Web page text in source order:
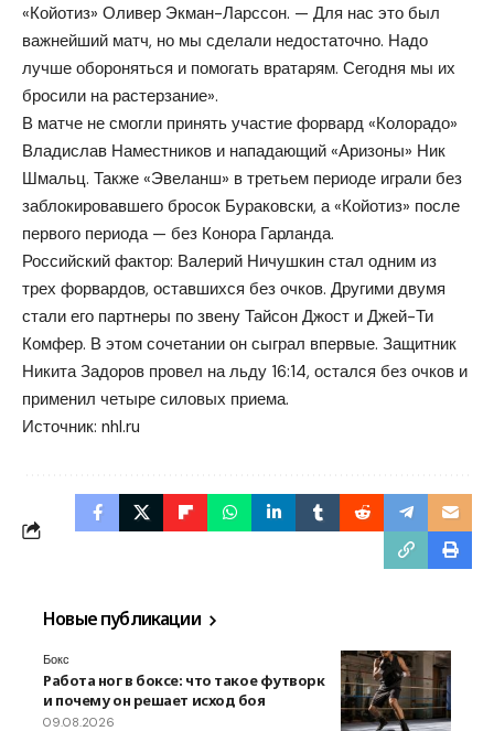
«Койотиз» Оливер Экман-Ларссон. — Для нас это был
важнейший матч, но мы сделали недостаточно. Надо
лучше обороняться и помогать вратарям. Сегодня мы их
бросили на растерзание».
В матче не смогли принять участие форвард «Колорадо»
Владислав Наместников и нападающий «Аризоны» Ник
Шмальц. Также «Эвеланш» в третьем периоде играли без
заблокировавшего бросок Бураковски, а «Койотиз» после
первого периода — без Конора Гарланда.
Российский фактор: Валерий Ничушкин стал одним из
трех форвардов, оставшихся без очков. Другими двумя
стали его партнеры по звену Тайсон Джост и Джей-Ти
Комфер. В этом сочетании он сыграл впервые. Защитник
Никита Задоров провел на льду 16:14, остался без очков и
применил четыре силовых приема.
Источник: nhl.ru
Новые публикации
Бокс
Работа ног в боксе: что такое футворк
и почему он решает исход боя
09.08.2026